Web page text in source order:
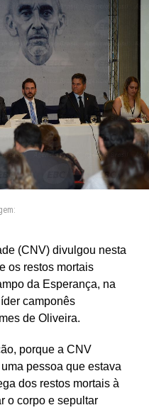
(CNV) divulgou nesta
os restos mortais
da Esperança, na
camponês
de Oliveira.
porque a CNV
pessoa que estava
dos restos mortais à
o corpo e sepultar